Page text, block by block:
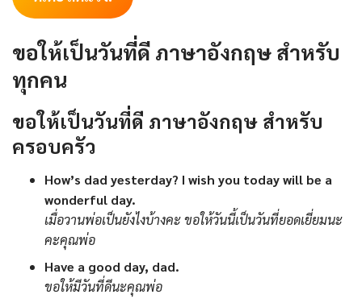
ขอให้เป็นวันที่ดี ภาษาอังกฤษ สำหรับ
ทุกคน
ขอให้เป็นวันที่ดี ภาษาอังกฤษ สำหรับ
ครอบครัว
How’s dad yesterday? I wish you today will be a
wonderful day.
เมื่อวานพ่อเป็นยังไงบ้างคะ ขอให้วันนี้เป็นวันที่ยอดเยี่ยมนะ
คะคุณพ่อ
Have a good day, dad.
ขอให้มีวันที่ดีนะคุณพ่อ